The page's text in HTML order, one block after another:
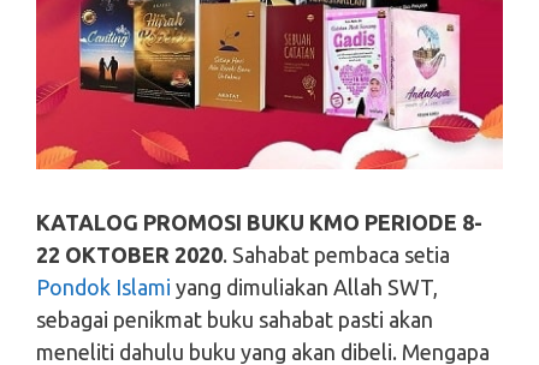
KATALOG PROMOSI BUKU KMO PERIODE 8-
22 OKTOBER 2020. Sahabat pembaca setia
Pondok Islami yang dimuliakan Allah SWT,
sebagai penikmat buku sahabat pasti akan
meneliti dahulu buku yang akan dibeli. Mengapa